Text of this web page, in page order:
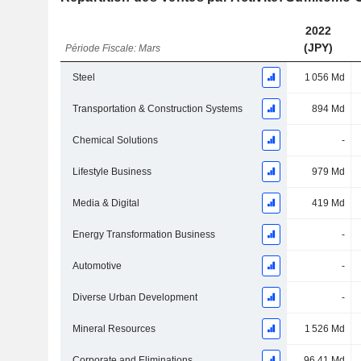
Période Fiscale: Mars
2022
(JPY)
Steel 1 056 Md
Transportation & Construction Systems 894 Md
Chemical Solutions -
Lifestyle Business 979 Md
Media & Digital 419 Md
Energy Transformation Business -
Automotive -
Diverse Urban Development -
Mineral Resources 1 526 Md